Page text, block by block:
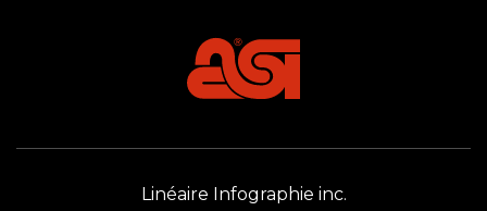
Linéaire Infographie inc.